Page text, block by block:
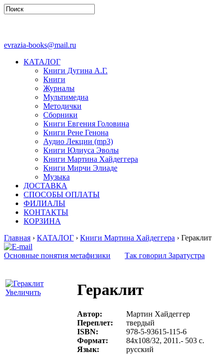
evrazia-books@mail.ru
КАТАЛОГ
Книги Дугина А.Г.
Книги
Журналы
Мультимедиа
Методички
Сборники
Книги Евгения Головина
Книги Рене Генона
Аудио Лекции (mp3)
Книги Юлиуса Эволы
Книги Мартина Хайдеггера
Книги Мирчи Элиаде
Музыка
ДОСТАВКА
СПОСОБЫ ОПЛАТЫ
ФИЛИАЛЫ
КОНТАКТЫ
КОРЗИНА
Главная › КАТАЛОГ › Книги Мартина Хайдеггера › Гераклит
Основные понятия метафизики Так говорил Заратустра
Увеличить Гераклит
Автор:
Мартин Хайдеггер
Переплет:
твердый
ISBN:
978-5-93615-115-6
Формат:
84х108/32, 2011.- 503 с.
Язык:
русский